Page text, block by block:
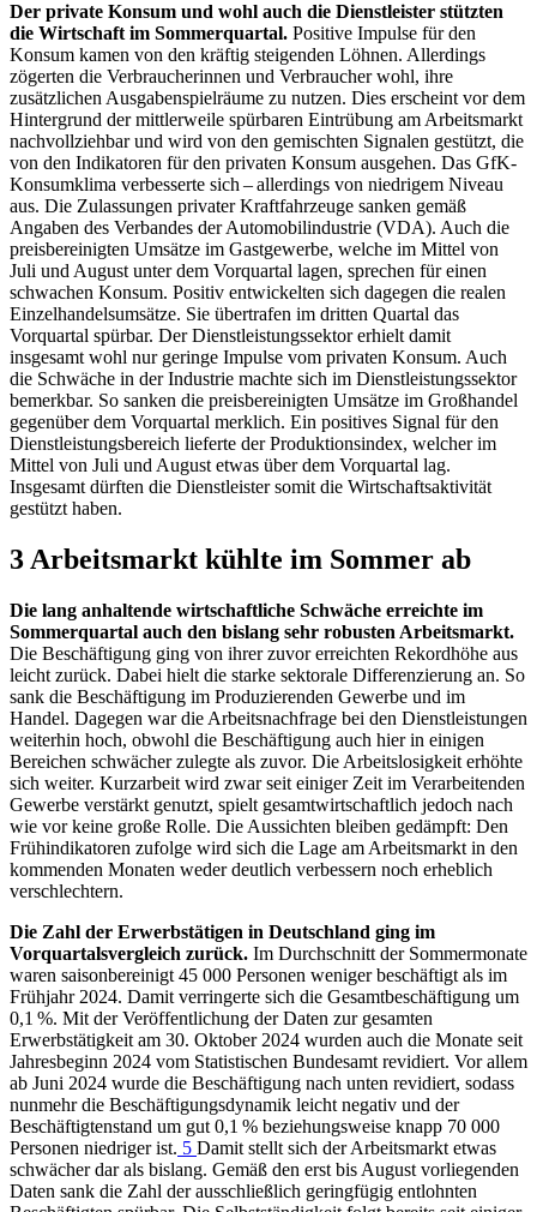
Der private Konsum und wohl auch die Dienstleister stützten
die Wirtschaft im Sommerquartal. Positive Impulse für den
Konsum kamen von den kräftig steigenden Löhnen. Allerdings
zögerten die Verbraucherinnen und Verbraucher wohl, ihre
zusätzlichen Ausgabenspielräume zu nutzen. Dies erscheint vor dem
Hintergrund der mittlerweile spürbaren Eintrübung am Arbeitsmarkt
nachvollziehbar und wird von den gemischten Signalen gestützt, die
von den Indikatoren für den privaten Konsum ausgehen. Das GfK-
Konsumklima verbesserte sich – allerdings von niedrigem Niveau
aus. Die Zulassungen privater Kraftfahrzeuge sanken gemäß
Angaben des Verbandes der Automobilindustrie (VDA). Auch die
preisbereinigten Umsätze im Gastgewerbe, welche im Mittel von
Juli und August unter dem Vorquartal lagen, sprechen für einen
schwachen Konsum. Positiv entwickelten sich dagegen die realen
Einzelhandelsumsätze. Sie übertrafen im dritten Quartal das
Vorquartal spürbar. Der Dienstleistungssektor erhielt damit
insgesamt wohl nur geringe Impulse vom privaten Konsum. Auch
die Schwäche in der Industrie machte sich im Dienstleistungssektor
bemerkbar. So sanken die preisbereinigten Umsätze im Großhandel
gegenüber dem Vorquartal merklich. Ein positives Signal für den
Dienstleistungsbereich lieferte der Produktionsindex, welcher im
Mittel von Juli und August etwas über dem Vorquartal lag.
Insgesamt dürften die Dienstleister somit die Wirtschaftsaktivität
gestützt haben.
3 Arbeitsmarkt kühlte im Sommer ab
Die lang anhaltende wirtschaftliche Schwäche erreichte im
Sommerquartal auch den bislang sehr robusten Arbeitsmarkt.
Die Beschäftigung ging von ihrer zuvor erreichten Rekordhöhe aus
leicht zurück. Dabei hielt die starke sektorale Differenzierung an. So
sank die Beschäftigung im Produzierenden Gewerbe und im
Handel. Dagegen war die Arbeitsnachfrage bei den Dienstleistungen
weiterhin hoch, obwohl die Beschäftigung auch hier in einigen
Bereichen schwächer zulegte als zuvor. Die Arbeitslosigkeit erhöhte
sich weiter. Kurzarbeit wird zwar seit einiger Zeit im Verarbeitenden
Gewerbe verstärkt genutzt, spielt gesamtwirtschaftlich jedoch nach
wie vor keine große Rolle. Die Aussichten bleiben gedämpft: Den
Frühindikatoren zufolge wird sich die Lage am Arbeitsmarkt in den
kommenden Monaten weder deutlich verbessern noch erheblich
verschlechtern.
Die Zahl der Erwerbstätigen in Deutschland ging im
Vorquartalsvergleich zurück. Im Durchschnitt der Sommermonate
waren saisonbereinigt 45 000 Personen weniger beschäftigt als im
Frühjahr 2024. Damit verringerte sich die Gesamtbeschäftigung um
0,1 %. Mit der Veröffentlichung der Daten zur gesamten
Erwerbstätigkeit am 30. Oktober 2024 wurden auch die Monate seit
Jahresbeginn 2024 vom Statistischen Bundesamt revidiert. Vor allem
ab Juni 2024 wurde die Beschäftigung nach unten revidiert, sodass
nunmehr die Beschäftigungsdynamik leicht negativ und der
Beschäftigtenstand um gut 0,1 % beziehungsweise knapp 70 000
Personen niedriger ist. 5 Damit stellt sich der Arbeitsmarkt etwas
schwächer dar als bislang. Gemäß den erst bis August vorliegenden
Daten sank die Zahl der ausschließlich geringfügig entlohnten